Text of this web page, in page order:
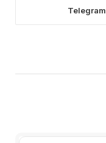
Telegram